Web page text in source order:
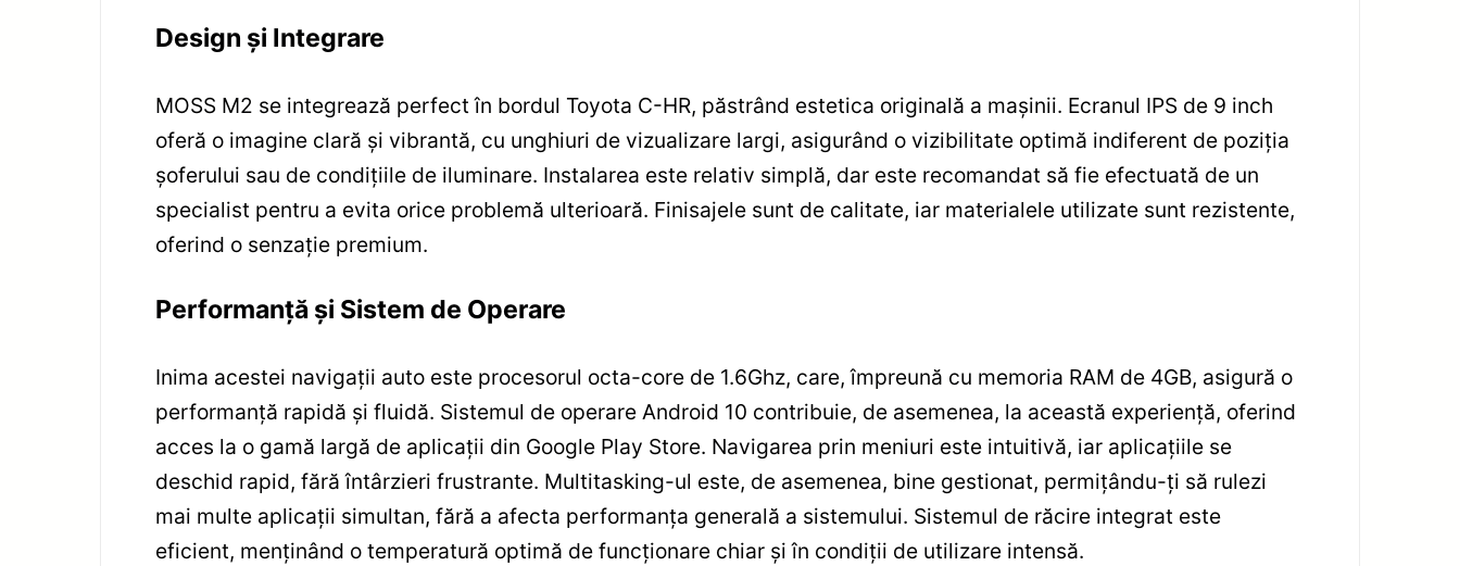
Design și Integrare
MOSS M2 se integrează perfect în bordul Toyota C-HR, păstrând estetica originală a mașinii. Ecranul IPS de 9 inch
oferă o imagine clară și vibrantă, cu unghiuri de vizualizare largi, asigurând o vizibilitate optimă indiferent de poziția
șoferului sau de condițiile de iluminare. Instalarea este relativ simplă, dar este recomandat să fie efectuată de un
specialist pentru a evita orice problemă ulterioară. Finisajele sunt de calitate, iar materialele utilizate sunt rezistente,
oferind o senzație premium.
Performanță și Sistem de Operare
Inima acestei navigații auto este procesorul octa-core de 1.6Ghz, care, împreună cu memoria RAM de 4GB, asigură o
performanță rapidă și fluidă. Sistemul de operare Android 10 contribuie, de asemenea, la această experiență, oferind
acces la o gamă largă de aplicații din Google Play Store. Navigarea prin meniuri este intuitivă, iar aplicațiile se
deschid rapid, fără întârzieri frustrante. Multitasking-ul este, de asemenea, bine gestionat, permițându-ți să rulezi
mai multe aplicații simultan, fără a afecta performanța generală a sistemului. Sistemul de răcire integrat este
eficient, menținând o temperatură optimă de funcționare chiar și în condiții de utilizare intensă.